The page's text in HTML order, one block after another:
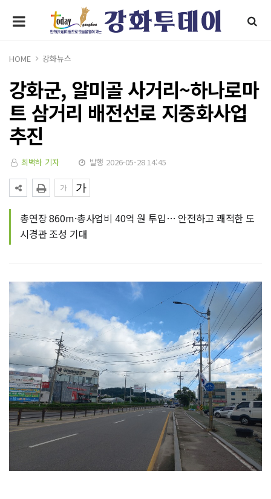
HOME 강화뉴스
강화군, 알미골 사거리~하나로마
트 삼거리 배전선로 지중화사업
추진
최벽하 기자 발행 2026-05-28 14:45
총연장 860m·총사업비 40억 원 투입… 안전하고 쾌적한 도
시경관 조성 기대